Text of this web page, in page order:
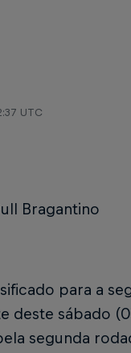
UTC
Bragantino
para a
deste sábado
segunda